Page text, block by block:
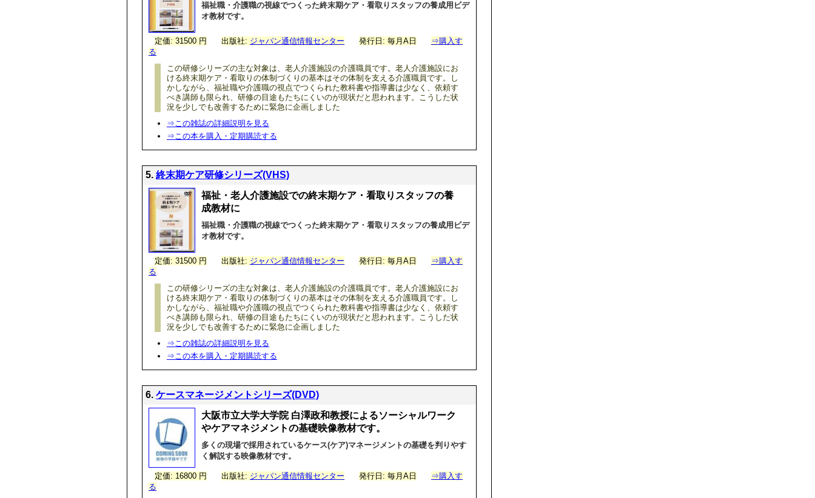
福祉職・介護職の視線でつくった終末期ケア・看取りスタッフの養成用ビデ
オ教材です。
定価: 31500 円 出版社: ジャパン通信情報センター 発行日: 毎月A日
⇒購入す
る
この研修シリーズの主な対象は、老人介護施設の介護職員です。老人介護施設にお
ける終末期ケア・看取りの体制づくりの基本はその体制を支える介護職員です。し
かしながら、福祉職や介護職の視点でつくられた教科書や指導書は少なく、依頼す
べき講師も限られ、研修の目途もたちにくいのが現状だと思われます。こうした状
況を少しでも改善するために緊急に企画しました
⇒この雑誌の詳細説明を見る
⇒この本を購入・定期購読する
5. 終末期ケア研修シリーズ(VHS)
福祉・老人介護施設での終末期ケア・看取りスタッフの養
成教材に
福祉職・介護職の視線でつくった終末期ケア・看取りスタッフの養成用ビデ
オ教材です。
定価: 31500 円 出版社: ジャパン通信情報センター 発行日: 毎月A日
⇒購入す
る
この研修シリーズの主な対象は、老人介護施設の介護職員です。老人介護施設にお
ける終末期ケア・看取りの体制づくりの基本はその体制を支える介護職員です。し
かしながら、福祉職や介護職の視点でつくられた教科書や指導書は少なく、依頼す
べき講師も限られ、研修の目途もたちにくいのが現状だと思われます。こうした状
況を少しでも改善するために緊急に企画しました
⇒この雑誌の詳細説明を見る
⇒この本を購入・定期購読する
6. ケースマネージメントシリーズ(DVD)
大阪市立大学大学院 白澤政和教授によるソーシャルワーク
やケアマネジメントの基礎映像教材です。
多くの現場で採用されているケース(ケア)マネージメントの基礎を判りやす
く解説する映像教材です。
定価: 16800 円 出版社: ジャパン通信情報センター 発行日: 毎月A日
⇒購入す
る